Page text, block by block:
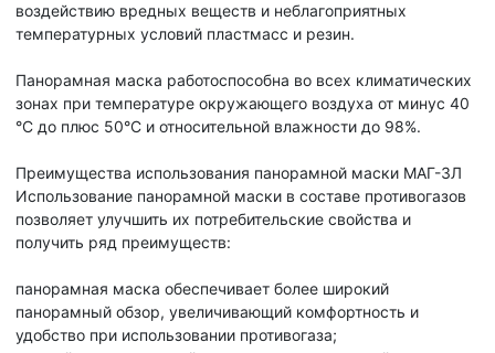
воздействию вредных веществ и неблагоприятных
температурных условий пластмасс и резин.
Панорамная маска работоспособна во всех климатических
зонах при температуре окружающего воздуха от минус 40
°С до плюс 50°С и относительной влажности до 98%.
Преимущества использования панорамной маски МАГ-3Л
Использование панорамной маски в составе противогазов
позволяет улучшить их потребительские свойства и
получить ряд преимуществ:
панорамная маска обеспечивает более широкий
панорамный обзор, увеличивающий комфортность и
удобство при использовании противогаза;